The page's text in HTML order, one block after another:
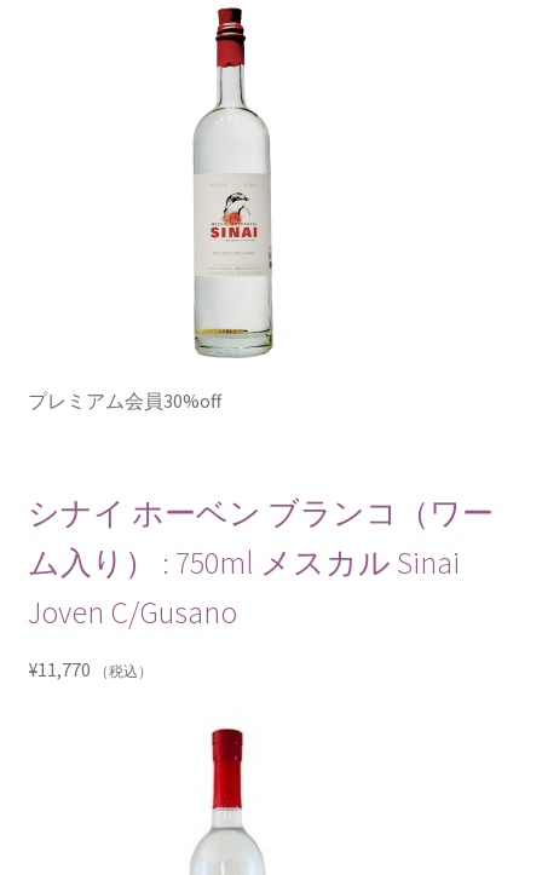
プレミアム会員30%off
シナイ ホーベン ブランコ（ワー
ム入り） : 750ml メスカル Sinai
Joven C/Gusano
¥11,770 （税込）